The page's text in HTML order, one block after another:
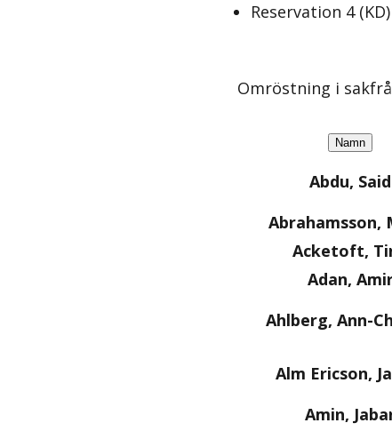
Reservation 4(KD)
Omröstning i
Namn
Abdu, Said
Abrahamsson,
Acketoft,
Adan,
Ahlberg, Ann-
Alm Ericson,
Amin,